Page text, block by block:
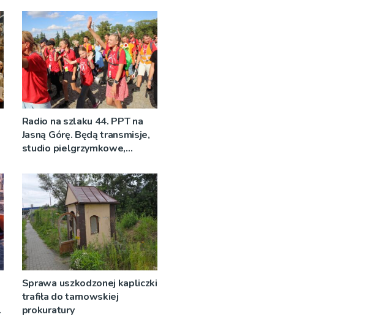
Radio na szlaku 44. PPT na
Jasną Górę. Będą transmisje,
studio pielgrzymkowe,
Sprawa uszkodzonej kapliczki
trafiła do tarnowskiej
prokuratury